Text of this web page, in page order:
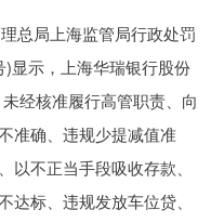
总局上海监管局行政处罚
显示，上海华瑞银行股份
经核准履行高管职责、向
准确、违规少提减值准
不正当手段吸收存款、
标、违规发放车位贷、